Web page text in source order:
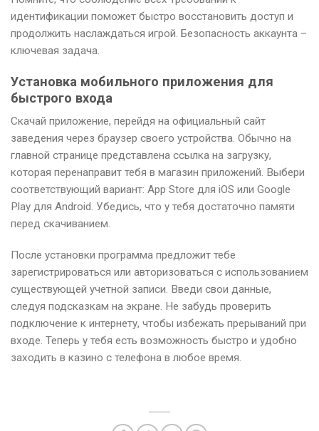
идентификации поможет быстро восстановить доступ и
продолжить наслаждаться игрой. Безопасность аккаунта –
ключевая задача.
Установка мобильного приложения для
быстрого входа
Скачай приложение, перейдя на официальный сайт
заведения через браузер своего устройства. Обычно на
главной странице представлена ссылка на загрузку,
которая перенаправит тебя в магазин приложений. Выбери
соответствующий вариант: App Store для iOS или Google
Play для Android. Убедись, что у тебя достаточно памяти
перед скачиванием.
После установки программа предложит тебе
зарегистрироваться или авторизоваться с использованием
существующей учетной записи. Введи свои данные,
следуя подсказкам на экране. Не забудь проверить
подключение к интернету, чтобы избежать прерываний при
входе. Теперь у тебя есть возможность быстро и удобно
заходить в казино с телефона в любое время.